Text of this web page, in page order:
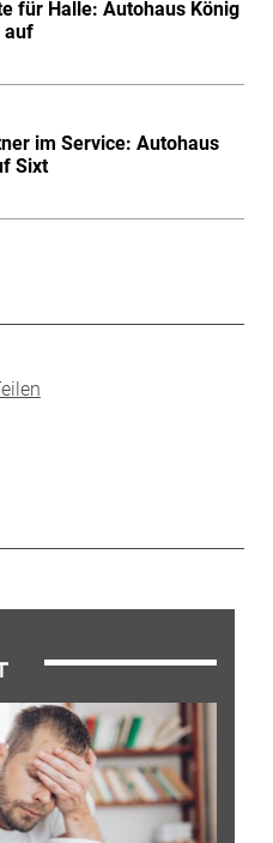
für Halle: Autohaus König
auf
im Service: Autohaus
Sixt